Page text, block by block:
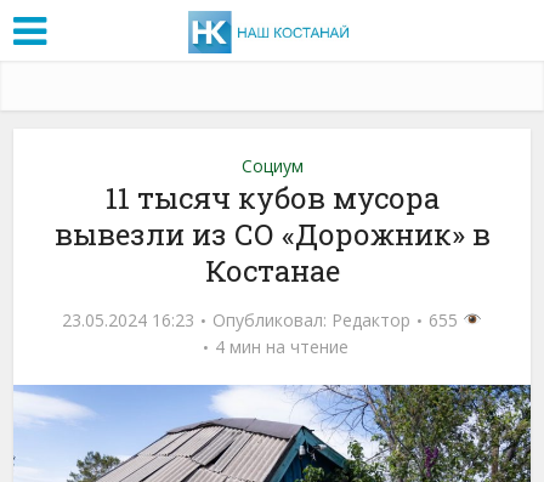
Социум
11 тысяч кубов мусора
вывезли из СО «Дорожник» в
Костанае
23.05.2024 16:23 Опубликовал: Редактор
655
4 мин на чтение